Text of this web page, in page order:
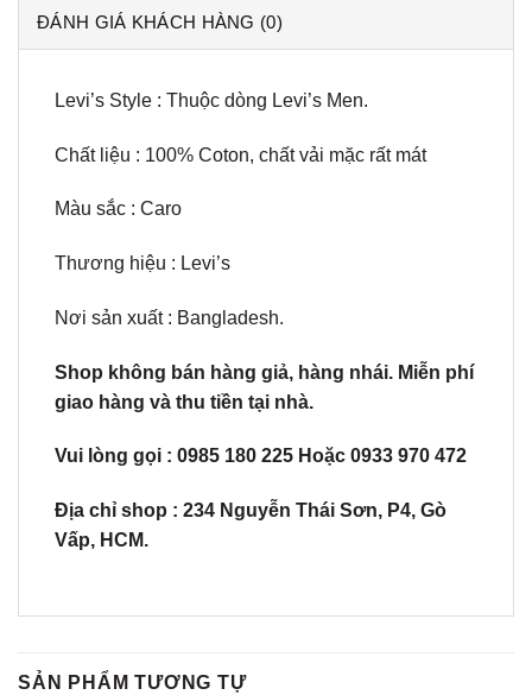
ĐÁNH GIÁ KHÁCH HÀNG (0)
Levi’s Style : Thuộc dòng Levi’s Men.
Chất liệu : 100% Coton, chất vải mặc rất mát
Màu sắc : Caro
Thương hiệu : Levi’s
Nơi sản xuất : Bangladesh.
Shop không bán hàng giả, hàng nhái. Miễn phí
giao hàng và thu tiền tại nhà.
Vui lòng gọi : 0985 180 225 Hoặc 0933 970 472
Địa chỉ shop : 234 Nguyễn Thái Sơn, P4, Gò
Vấp, HCM.
SẢN PHẨM TƯƠNG TỰ